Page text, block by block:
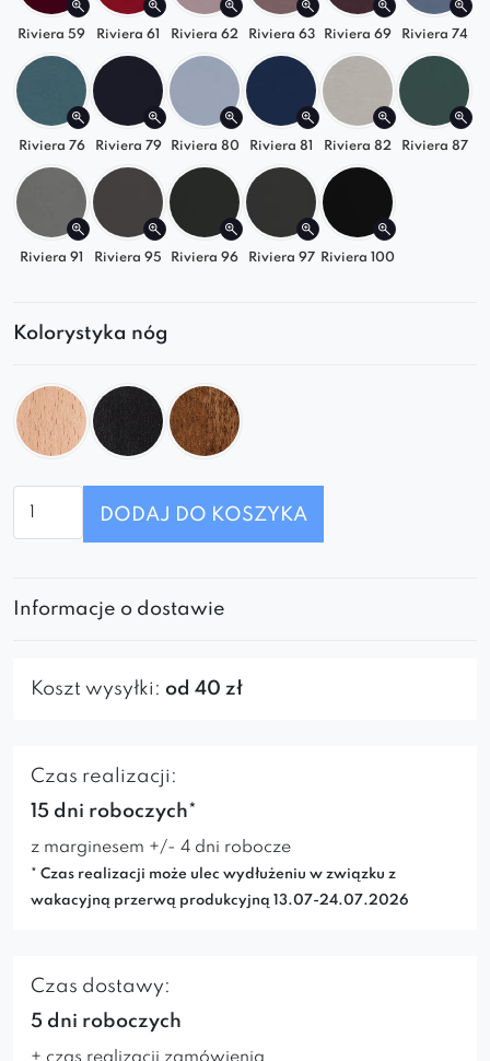
funkcjonalnyakcent.
Riviera 59 Riviera 61 Riviera 62 Riviera 63 Riviera 69 Riviera 74
Riviera 76 Riviera 79 Riviera 80 Riviera 81 Riviera 82 Riviera 87
Riviera 91 Riviera 95 Riviera 96 Riviera 97 Riviera 100
Kolorystyka nóg
Fotel
DODAJ DO KOSZYKA
Informacje o dostawie
Koszt wysyłki: od 40 zł
Czas realizacji:
15 dni roboczych*
z marginesem +/- 4 dni robocze
* Czas realizacji może ulec wydłużeniu w związku z
wakacyjną przerwą produkcyjną 13.07-24.07.2026
Czas dostawy:
5 dni roboczych